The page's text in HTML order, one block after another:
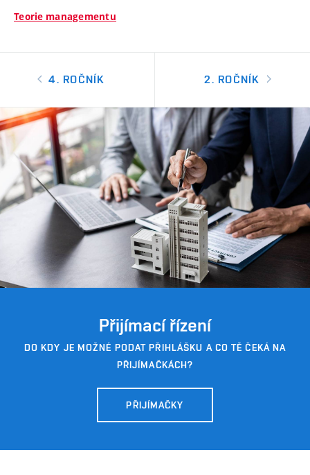
Teorie managementu
4. ROČNÍK 2. ROČNÍK
Přijímací řízení
DO KDY JE MOŽNÉ PODAT PŘIHLÁŠKU A CO TĚ ČEKÁ NA
PŘIJÍMAČKÁCH?
PŘIJÍMAČKY